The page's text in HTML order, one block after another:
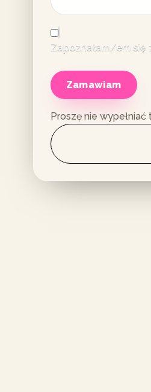
Zapoznałam/em się
Zamawiam
Proszę nie wypełniać